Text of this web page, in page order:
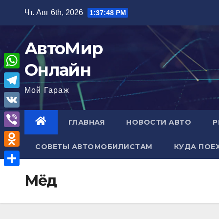
содержимому
Чт. Авг 6th, 2026 1:37:49 PM
АвтоМир
Онлайн
Мой Гараж
ГЛАВНАЯ НОВОСТИ АВТО
СОВЕТЫ АВТОМОБИЛИСТАМ КУДА
Мёд
W
h
a
A
T
e
l
e
g
m
V
K
V
i
b
O
o
п